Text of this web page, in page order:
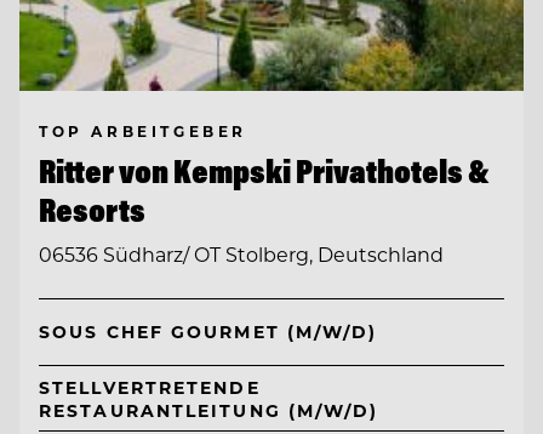
TOP ARBEITGEBER
Ritter von Kempski Privathotels &
Resorts
06536 Südharz/ OT Stolberg, Deutschland
SOUS CHEF GOURMET (M/W/D)
STELLVERTRETENDE
RESTAURANTLEITUNG (M/W/D)